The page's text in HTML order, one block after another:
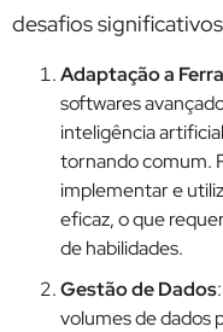
desafios
Adaptação a
softwares
inteligência
tornando comum.
implementar e
eficaz, o que
de habilidades.
Gestão de Dados
volumes de dados